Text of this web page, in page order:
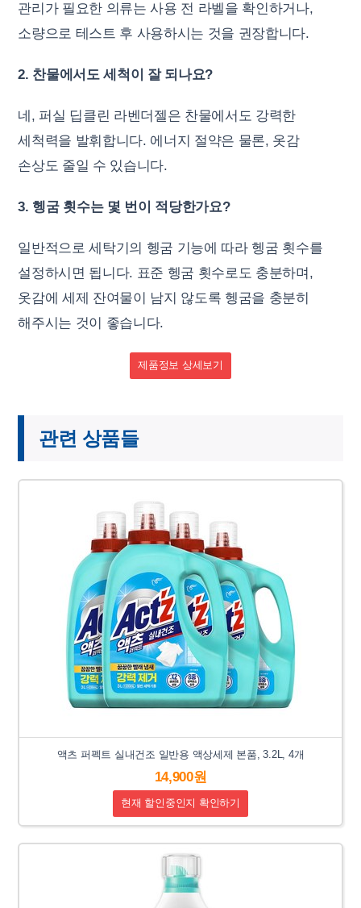
관리가 필요한 의류는 사용 전 라벨을 확인하거나,
소량으로 테스트 후 사용하시는 것을 권장합니다.
2. 찬물에서도 세척이 잘 되나요?
네, 퍼실 딥클린 라벤더젤은 찬물에서도 강력한
세척력을 발휘합니다. 에너지 절약은 물론, 옷감
손상도 줄일 수 있습니다.
3. 헹굼 횟수는 몇 번이 적당한가요?
일반적으로 세탁기의 헹굼 기능에 따라 헹굼 횟수를
설정하시면 됩니다. 표준 헹굼 횟수로도 충분하며,
옷감에 세제 잔여물이 남지 않도록 헹굼을 충분히
해주시는 것이 좋습니다.
제품정보 상세보기
관련 상품들
액츠 퍼펙트 실내건조 일반용 액상세제 본품, 3.2L, 4개
14,900원
현재 할인중인지 확인하기